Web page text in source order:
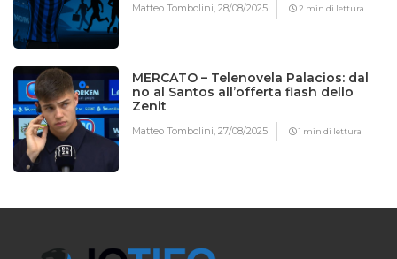
Matteo Tombolini,28/08/2025 2 min di lettura
MERCATO – Telenovela Palacios: dal
no al Santos all’offerta flash dello
Zenit
Matteo Tombolini,27/08/2025 1 min di lettura